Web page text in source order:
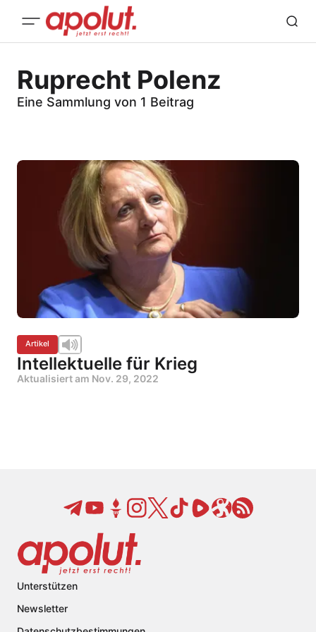
Ruprecht Polenz
Eine Sammlung von 1 Beitrag
Artikel
Intellektuelle für Krieg
Aktualisiert am Nov. 29, 2022
Unterstützen
Newsletter